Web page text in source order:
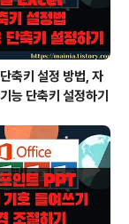
축키 설정 방법, 자
능 단축키 설정하기